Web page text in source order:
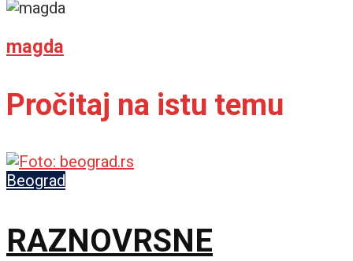
magda
Pročitaj na istu temu
Beograd
RAZNOVRSNE